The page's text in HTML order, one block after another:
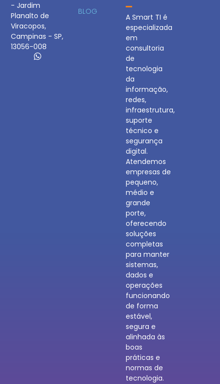
- Jardim
Planalto de
Viracopos,
Campinas - SP,
13056-008
A Smart TI é
especializada
em
consultoria
de
tecnologia
da
informação,
redes,
infraestrutura,
suporte
técnico e
segurança
digital.
Atendemos
empresas de
pequeno,
médio e
grande
porte,
oferecendo
soluções
completas
para manter
sistemas,
dados e
operações
funcionando
de forma
estável,
segura e
alinhada às
boas
práticas e
normas de
tecnologia.
BLOG